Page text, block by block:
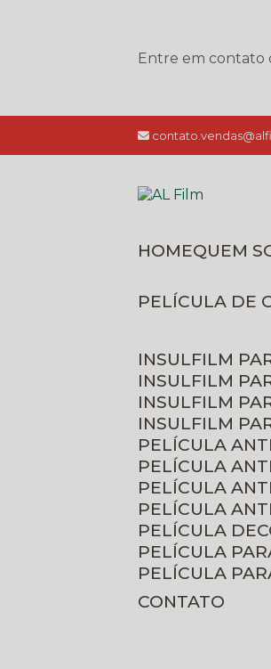
Entre em contato
HOME
QUEM
PELÍCULA DE
INSULFILM
INSULFILM
INSULFILM
INSULFILM
PELÍCULA
PELÍCULA
PELÍCULA
PELÍCULA
PELÍCULA
PELÍCULA
PELÍCULA
CONTATO